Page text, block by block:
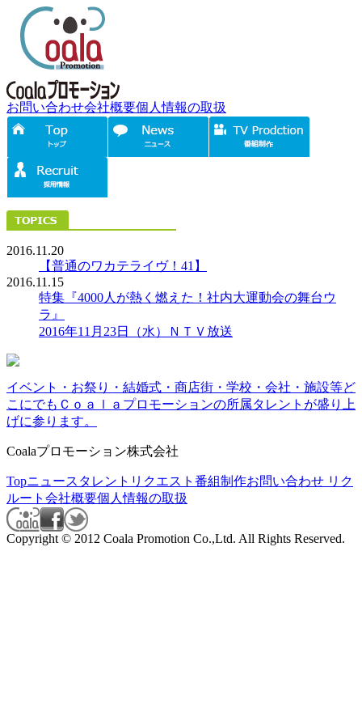
お問い合わせ会社概要個人情報の取扱
2016.11.20
【普通のワカテライヴ！41】
2016.11.15
特集『4000人が熱く燃えた！社内大運動会の舞台ウ
ラ』
2016年11月23日（水）ＮＴＶ放送
イベント・お祭り・結婚式・商店街・学校・会社・施設等ど
こにでもＣｏａｌａプロモーションの所属タレントが盛り上
げに参ります。
Coalaプロモーション株式会社
Topニュース タレント リクエスト 番組制作お問い合わせ リク
ルート 会社概要個人情報の取扱
Copyright © 2012 Coala Promotion Co.,Ltd. All Rights Reserved.